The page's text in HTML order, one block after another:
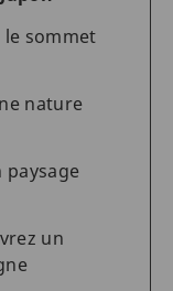
le sommet
nature
paysage
un